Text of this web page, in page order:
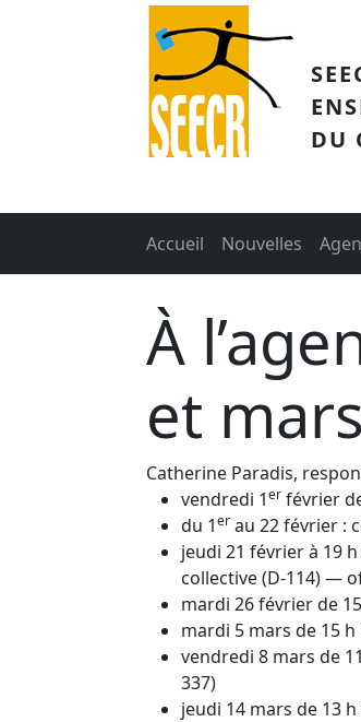
Aller au contenu principal
DU
Main menu
Accueil Nouvelles
À
et mars
Catherine Paradis,
vendredi 1er février
du 1er au 22 février :
jeudi 21 février à 19
collective (D-114) —
mardi 26 février de
mardi 5 mars de 15 h
vendredi 8 mars de
337)
jeudi 14 mars de 13